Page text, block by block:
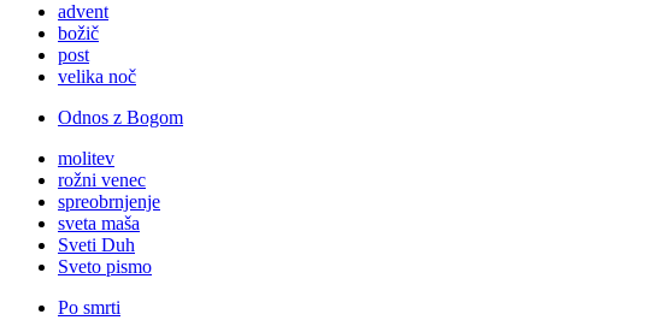
advent
božič
post
velika noč
Odnos z Bogom
molitev
rožni venec
spreobrnjenje
sveta maša
Sveti Duh
Sveto pismo
Po smrti